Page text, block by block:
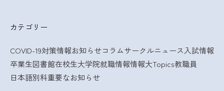
カテゴリー
COVID-19対策情報お知らせコラムサークルニュース入試情報
卒業生図書館在校生大学院就職情報情報大Topics教職員
日本語別科重要なお知らせ